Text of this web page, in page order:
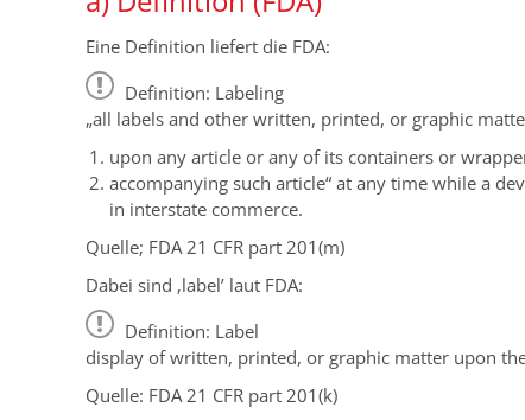
Eine Definition liefert die FDA:
Definition: Labeling
„all labels and other written, printed, or graphic
upon any article or any of its containers or
accompanying such article“ at any time while a
in interstate commerce.
Quelle; FDA 21 CFR part 201(m)
Dabei sind ‚label’ laut FDA:
Definition: Label
display of written, printed, or graphic matter upon
Quelle: FDA 21 CFR part 201(k)